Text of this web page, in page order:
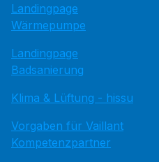
Landingpage
Wärmepumpe
Landingpage
Badsanierung
Klima & Lüftung - hissu
Vorgaben für Vaillant
Kompetenzpartner